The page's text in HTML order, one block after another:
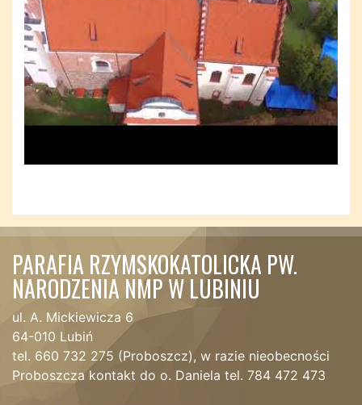
PARAFIA RZYMSKOKATOLICKA PW.
NARODZENIA NMP W LUBINIU
ul. A. Mickiewicza 6
64-010 Lubiń
tel. 660 732 275 (Proboszcz), w razie nieobecności
Proboszcza kontakt do o. Daniela tel. 784 472 473